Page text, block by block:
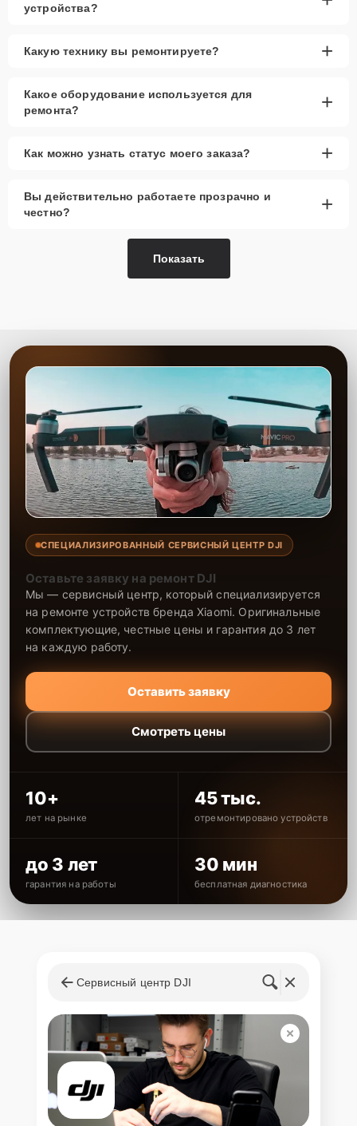
устройства?
Какую технику вы ремонтируете? +
Какое оборудование используется для
ремонта?
+
Как можно узнать статус моего заказа? +
Вы действительно работаете прозрачно и
честно?
+
Показать
СПЕЦИАЛИЗИРОВАННЫЙ СЕРВИСНЫЙ ЦЕНТР DJI
Оставьте заявку на ремонт DJI
Мы — сервисный центр, который специализируется
на ремонте устройств бренда Xiaomi. Оригинальные
комплектующие, честные цены и гарантия до 3 лет
на каждую работу.
Оставить заявку
Смотреть цены
10+
лет на рынке
45 тыс.
отремонтировано устройств
до 3 лет
гарантия на работы
30 мин
бесплатная диагностика
Сервисный центр DJI